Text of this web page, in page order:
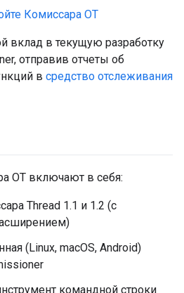
Комиссара OT
вклад в текущую разработку
отправив отчеты об
в средство отслеживания
OT включают в себя:
Thread 1.1 и 1.2 (с
(Linux, macOS, Android)
командной строки